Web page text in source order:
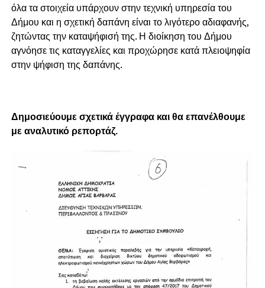
όλα τα στοιχεία υπάρχουν στην τεχνική υπηρεσία του
Δήμου και η σχετική δαπάνη είναι το λιγότερο αδιαφανής,
ζητώντας την καταψήφισή της. Η διοίκηση του Δήμου
αγνόησε τις καταγγελίες και προχώρησε κατά πλειοψηφία
στην ψήφιση της δαπάνης.
Δημοσιεύουμε σχετικά έγγραφα και θα επανέλθουμε
με αναλυτικό ρεπορτάζ.